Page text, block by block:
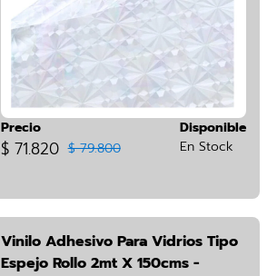
Precio
$ 71.820 $ 79.800
Disponible
En Stock
Vinilo Adhesivo Para Vidrios Tipo
Espejo Rollo 2mt X 150cms -